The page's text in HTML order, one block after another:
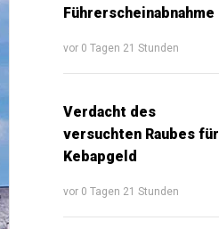
Führerscheinabnahme
vor 0 Tagen 21 Stunden
Verdacht des
versuchten Raubes für
Kebapgeld
vor 0 Tagen 21 Stunden